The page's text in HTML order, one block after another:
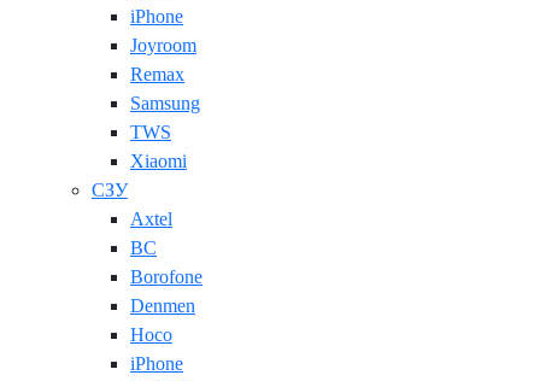
iPhone
Joyroom
Remax
Samsung
TWS
Xiaomi
СЗУ
Axtel
BC
Borofone
Denmen
Hoco
iPhone